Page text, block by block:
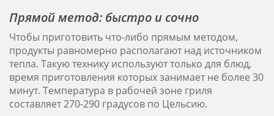
Прямой метод: быстро и сочно
Чтобы приготовить что-либо прямым методом,
продукты равномерно располагают над источником
тепла. Такую технику используют только для блюд,
время приготовления которых занимает не более 30
минут. Температура в рабочей зоне гриля
составляет 270-290 градусов по Цельсию.